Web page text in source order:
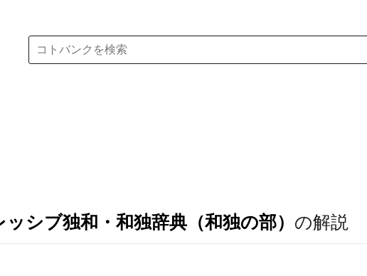
シブ独和・和独辞典（和独の部） の解説